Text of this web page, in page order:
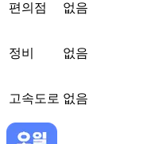
편의점 없음
정비 없음
고속도로 없음